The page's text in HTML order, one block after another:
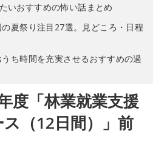
いおすすめの怖い話まとめ
の夏祭り注目27選。見どころ・日程
うち時間を充実させるおすすめの過
「林業就業支援
（12日間）」前